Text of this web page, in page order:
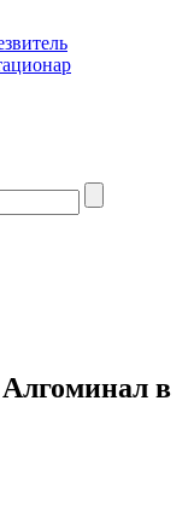
в